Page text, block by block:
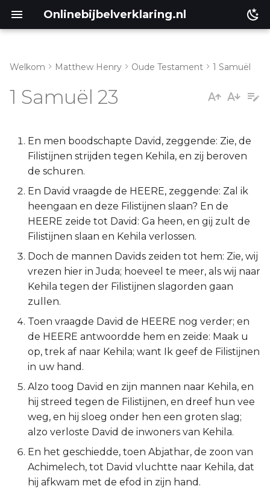
Onlinebijbelverklaring.nl
1 Samuël 23:7-13
1 Samuël 23:14-18
1 Samuël 23:19-28
Lukas
Johannes
Handelingen
Romeinen
1 Korinthe
2 Korinthe
Galaten
Éfeze
Kolossenzen
1 Thessalonicenzen
2 Thessalonicenzen
Welkom Matthew Henry Oude Testament 1 Samuël
1 Samuël 23
En men boodschapte David, zeggende: Zie, de
Filistijnen strijden tegen Kehila, en zij beroven
de schuren.
En David vraagde de HEERE, zeggende: Zal ik
heengaan en deze Filistijnen slaan? En de
HEERE zeide tot David: Ga heen, en gij zult de
Filistijnen slaan en Kehila verlossen.
Doch de mannen Davids zeiden tot hem: Zie, wij
vrezen hier in Juda; hoeveel te meer, als wij naar
Kehila tegen der Filistijnen slagorden gaan
zullen.
Toen vraagde David de HEERE nog verder; en
de HEERE antwoordde hem en zeide: Maak u
op, trek af naar Kehila; want Ik geef de Filistijnen
in uw hand.
Alzo toog David en zijn mannen naar Kehila, en
hij streed tegen de Filistijnen, en dreef hun vee
weg, en hij sloeg onder hen een groten slag;
alzo verloste David de inwoners van Kehila.
En het geschiedde, toen Abjathar, de zoon van
Achimelech, tot David vluchtte naar Kehila, dat
hij afkwam met de efod in zijn hand.